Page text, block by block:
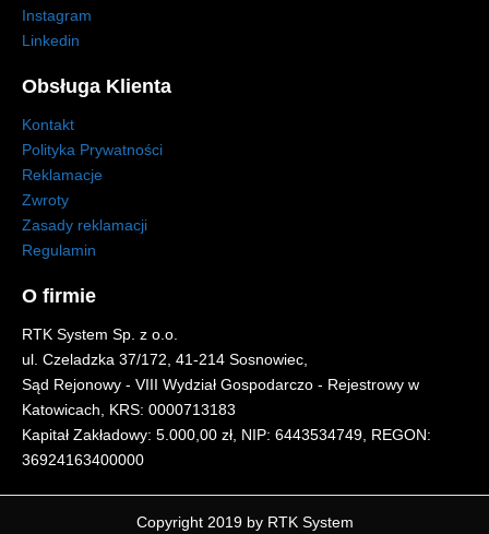
Instagram
Linkedin
Obsługa Klienta
Kontakt
Polityka Prywatności
Reklamacje
Zwroty
Zasady reklamacji
Regulamin
O firmie
RTK System Sp. z o.o.
ul. Czeladzka 37/172, 41-214 Sosnowiec,
Sąd Rejonowy - VIII Wydział Gospodarczo - Rejestrowy w
Katowicach, KRS: 0000713183
Kapitał Zakładowy: 5.000,00 zł, NIP: 6443534749, REGON:
36924163400000
Copyright 2019 by RTK System